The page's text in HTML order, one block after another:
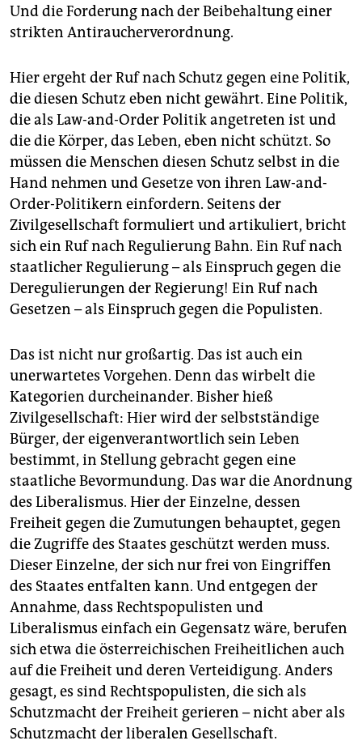
Und die Forderung nach der Beibehaltung einer
strikten Antiraucherverordnung.
Hier ergeht der Ruf nach Schutz gegen eine Politik,
die diesen Schutz eben nicht gewährt. Eine Politik,
die als Law-and-Order Politik angetreten ist und
die die Körper, das Leben, eben nicht schützt. So
müssen die Menschen diesen Schutz selbst in die
Hand nehmen und Gesetze von ihren Law-and-
Order-Politikern einfordern. Seitens der
Zivilgesellschaft formuliert und artikuliert, bricht
sich ein Ruf nach Regulierung Bahn. Ein Ruf nach
staatlicher Regulierung – als Einspruch gegen die
Deregulierungen der Regierung! Ein Ruf nach
Gesetzen – als Einspruch gegen die Populisten.
Das ist nicht nur großartig. Das ist auch ein
unerwartetes Vorgehen. Denn das wirbelt die
Kategorien durcheinander. Bisher hieß
Zivilgesellschaft: Hier wird der selbstständige
Bürger, der eigenverantwortlich sein Leben
bestimmt, in Stellung gebracht gegen eine
staatliche Bevormundung. Das war die Anordnung
des Liberalismus. Hier der Einzelne, dessen
Freiheit gegen die Zumutungen behauptet, gegen
die Zugriffe des Staates geschützt werden muss.
Dieser Einzelne, der sich nur frei von Eingriffen
des Staates entfalten kann. Und entgegen der
Annahme, dass Rechtspopulisten und
Liberalismus einfach ein Gegensatz wäre, berufen
sich etwa die österreichischen Freiheitlichen auch
auf die Freiheit und deren Verteidigung. Anders
gesagt, es sind Rechtspopulisten, die sich als
Schutzmacht der Freiheit gerieren – nicht aber als
Schutzmacht der liberalen Gesellschaft.